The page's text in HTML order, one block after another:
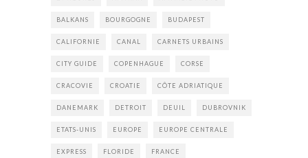
BALKANS BOURGOGNE BUDAPEST
CALIFORNIE CANAL CARNETS URBAINS
CITY GUIDE COPENHAGUE CORSE
CRACOVIE CROATIE CÔTE ADRIATIQUE
DANEMARK DETROIT DEUIL DUBROVNIK
ETATS-UNIS EUROPE EUROPE CENTRALE
EXPRESS FLORIDE FRANCE